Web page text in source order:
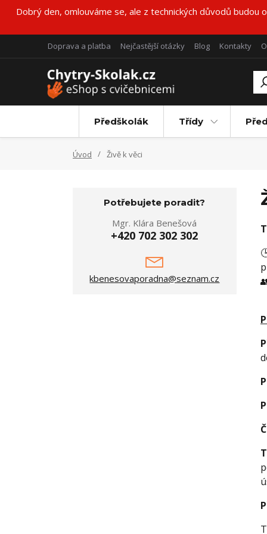
Dobrý den, omlouváme se, ale z technických důvodů
Doprava a platba Nejčastější otázky Blog Kontakty
Předškolák Třídy
Úvod Živě k věci
Potřebujete poradit?
Mgr. Klára Benešová
+420 702 302 302
kbenesovaporadna@seznam.cz